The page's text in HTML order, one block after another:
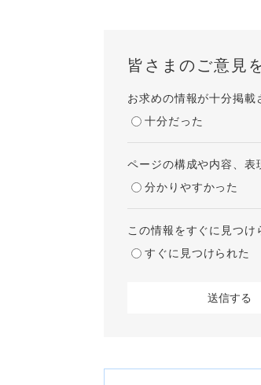
皆さまのご意見
お求めの情報が十分掲載
十分だった
ページの構成や内容、表
分かりやすかった
この情報をすぐに見つけ
すぐに見つけられた